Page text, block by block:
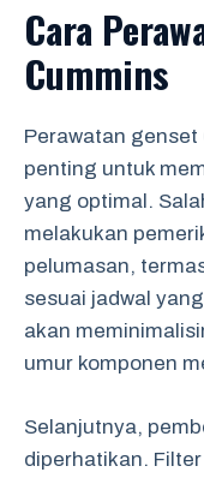
Cara
Cummins
Perawatan
penting untuk
yang optimal.
melakukan
pelumasan,
sesuai jadwal
akan
umur komponen
Selanjutnya,
diperhatikan.